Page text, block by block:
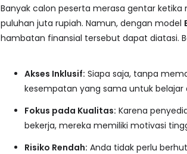
Banyak calon peserta merasa gentar
puluhan juta rupiah. Namun, dengan model
hambatan finansial tersebut dapat diatasi.
Akses Inklusif: Siapa saja, tanpa
kesempatan yang sama untuk belajar
Fokus pada Kualitas: Karena
bekerja, mereka memiliki motivasi
Risiko Rendah: Anda tidak perlu